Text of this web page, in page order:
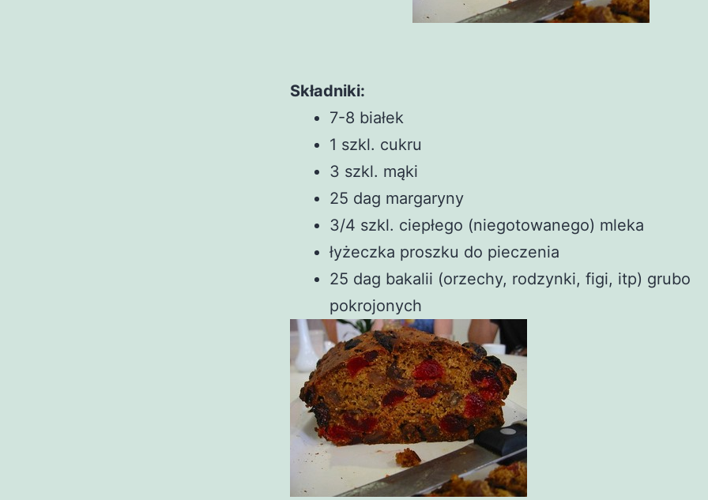
Składniki:
7-8 białek
1 szkl. cukru
3 szkl. mąki
25 dag margaryny
3/4 szkl. ciepłego (niegotowanego) mleka
łyżeczka proszku do pieczenia
25 dag bakalii (orzechy, rodzynki, figi, itp) grubo
pokrojonych